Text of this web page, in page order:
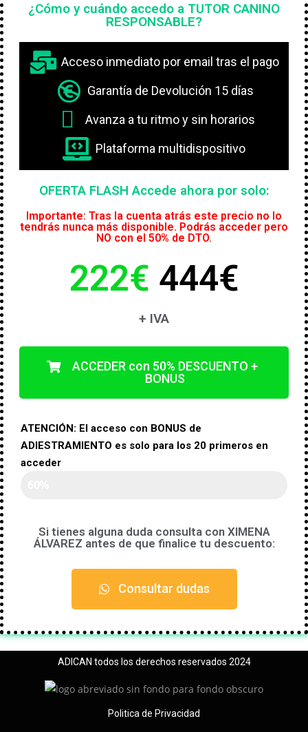
¿Cómo y cuándo accedo a TUTOR CANINO
RESPONSABLE?
Acceso inmediato por email tras el pago
Garantía de Devolución 15 días
Avanza a tu ritmo y sin horarios
Plataforma multidispositivo
OFERTA FLASH Accede ahora por solo:
Importante: Tras la cuenta atrás este precio no lo
tendrás nunca más disponible. Podrás acceder pero
NO con el 50% de DTO.
222€ 444€
+ IVA
ACCEDER con 50% DESCUENTO +
BONUS
ATENCIÓN: El acceso con BONUS de
ADIESTRAMIENTO es solo para los 20 primeros en
acceder
Si tienes alguna duda consulta con XIMENA
ÁLVAREZ antes de que finalice tu descuento:
Consultar dudas
ADICAN todos los derechos reservados 2024
Politica de Privacidad